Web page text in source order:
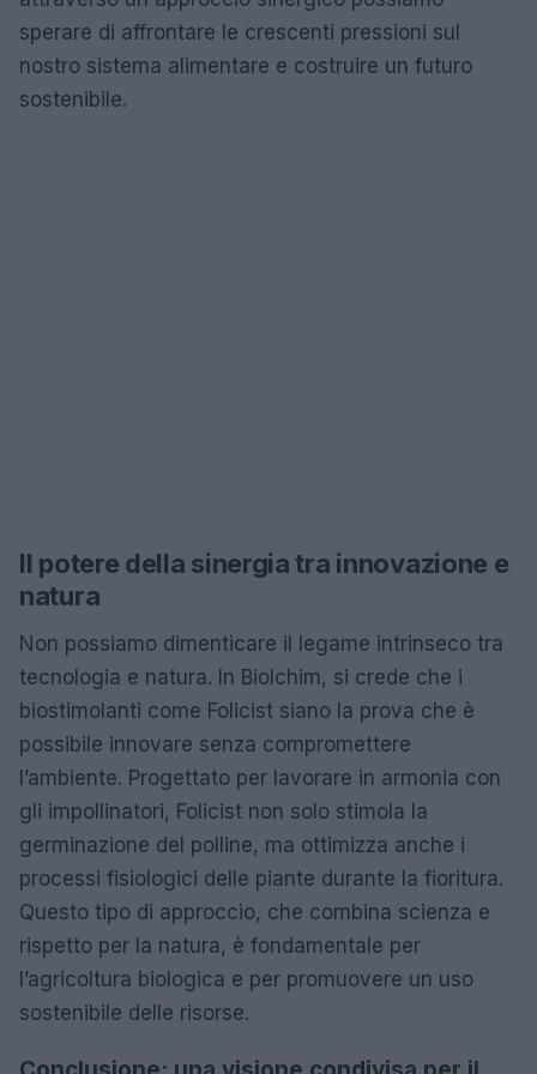
sperare di affrontare le crescenti pressioni sul
nostro sistema alimentare e costruire un futuro
sostenibile.
Il potere della sinergia tra innovazione e
natura
Non possiamo dimenticare il legame intrinseco tra
tecnologia e natura. In Biolchim, si crede che i
biostimolanti come Folicist siano la prova che è
possibile innovare senza compromettere
l’ambiente. Progettato per lavorare in armonia con
gli impollinatori, Folicist non solo stimola la
germinazione del polline, ma ottimizza anche i
processi fisiologici delle piante durante la fioritura.
Questo tipo di approccio, che combina scienza e
rispetto per la natura, è fondamentale per
l’agricoltura biologica e per promuovere un uso
sostenibile delle risorse.